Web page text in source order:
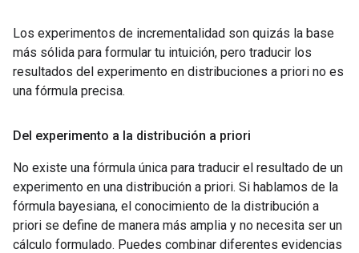
Los experimentos de incrementalidad son quizás la base
más sólida para formular tu intuición, pero traducir los
resultados del experimento en distribuciones a priori no es
una fórmula precisa.
Del experimento a la distribución a priori
No existe una fórmula única para traducir el resultado de un
experimento en una distribución a priori. Si hablamos de la
fórmula bayesiana, el conocimiento de la distribución a
priori se define de manera más amplia y no necesita ser un
cálculo formulado. Puedes combinar diferentes evidencias